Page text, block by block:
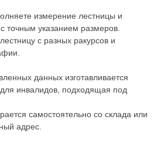
измерение лестницы и
точным указанием размеров.
с разных ракурсов и
данных изготавливается
инвалидов, подходящая под
самостоятельно со склада или
адрес.